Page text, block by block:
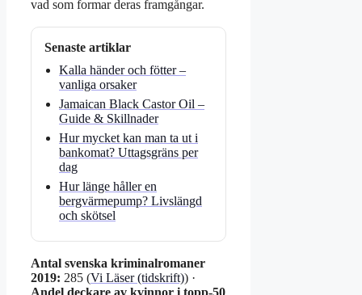
vad som formar deras framgångar.
Senaste artiklar
Kalla händer och fötter –
vanliga orsaker
Jamaican Black Castor Oil –
Guide & Skillnader
Hur mycket kan man ta ut i
bankomat? Uttagsgräns per
dag
Hur länge håller en
bergvärmepump? Livslängd
och skötsel
Antal svenska kriminalromaner
2019: 285 (Vi Läser (tidskrift)) ·